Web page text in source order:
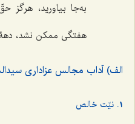
به‌جا بياوريد، هرگز
هفتگى ممكن نشد،
الف) آداب مجالس عزاداری
1. نیّت خالص